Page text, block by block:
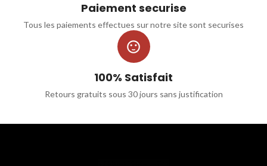
Paiement securise
Tous les paiements effectues sur notre site sont securises

100% Satisfait
Retours gratuits sous 30 jours sans justification